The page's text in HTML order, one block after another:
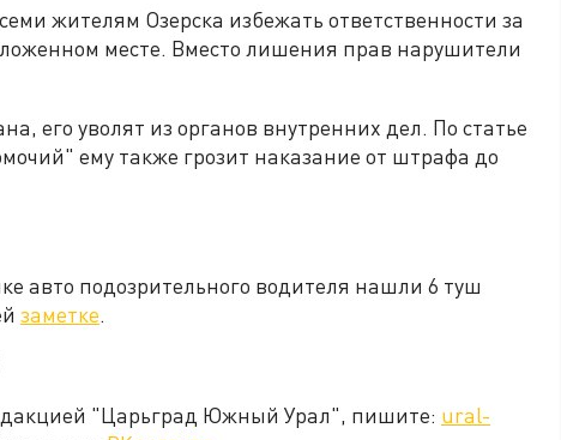
жителям Озерска избежать ответственности за
месте. Вместо лишения прав нарушители
его уволят из органов внутренних дел. По статье
ему также грозит наказание от штрафа до
авто подозрительного водителя нашли 6 туш
заметке.
"Царьград Южный Урал", пишите: ural-